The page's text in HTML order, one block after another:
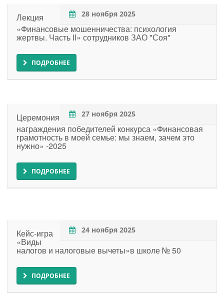
28 ноября 2025
Лекция
«Финансовые мошенничества: психология
жертвы. Часть II» сотрудников ЗАО "Соя"
ПОДРОБНЕЕ
27 ноября 2025
Церемония
награждения победителей конкурса «Финансовая
грамотность в моей семье: мы знаем, зачем это
нужно» -2025
ПОДРОБНЕЕ
24 ноября 2025
Кейс-игра
«Виды
налогов и налоговые вычеты»в школе № 50
ПОДРОБНЕЕ